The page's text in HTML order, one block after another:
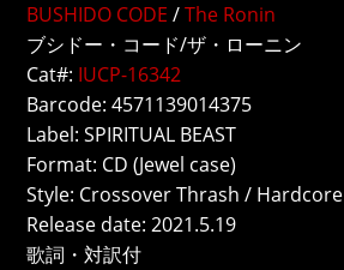
BUSHIDO CODE /The Ronin
ブシドー・コード/ザ・ローニン
Cat#: IUCP-16342
Barcode: 4571139014375
Label: SPIRITUAL BEAST
Format: CD (Jewel case)
Style: Crossover Thrash / Hardcore
Release date: 2021.5.19
歌詞・対訳付